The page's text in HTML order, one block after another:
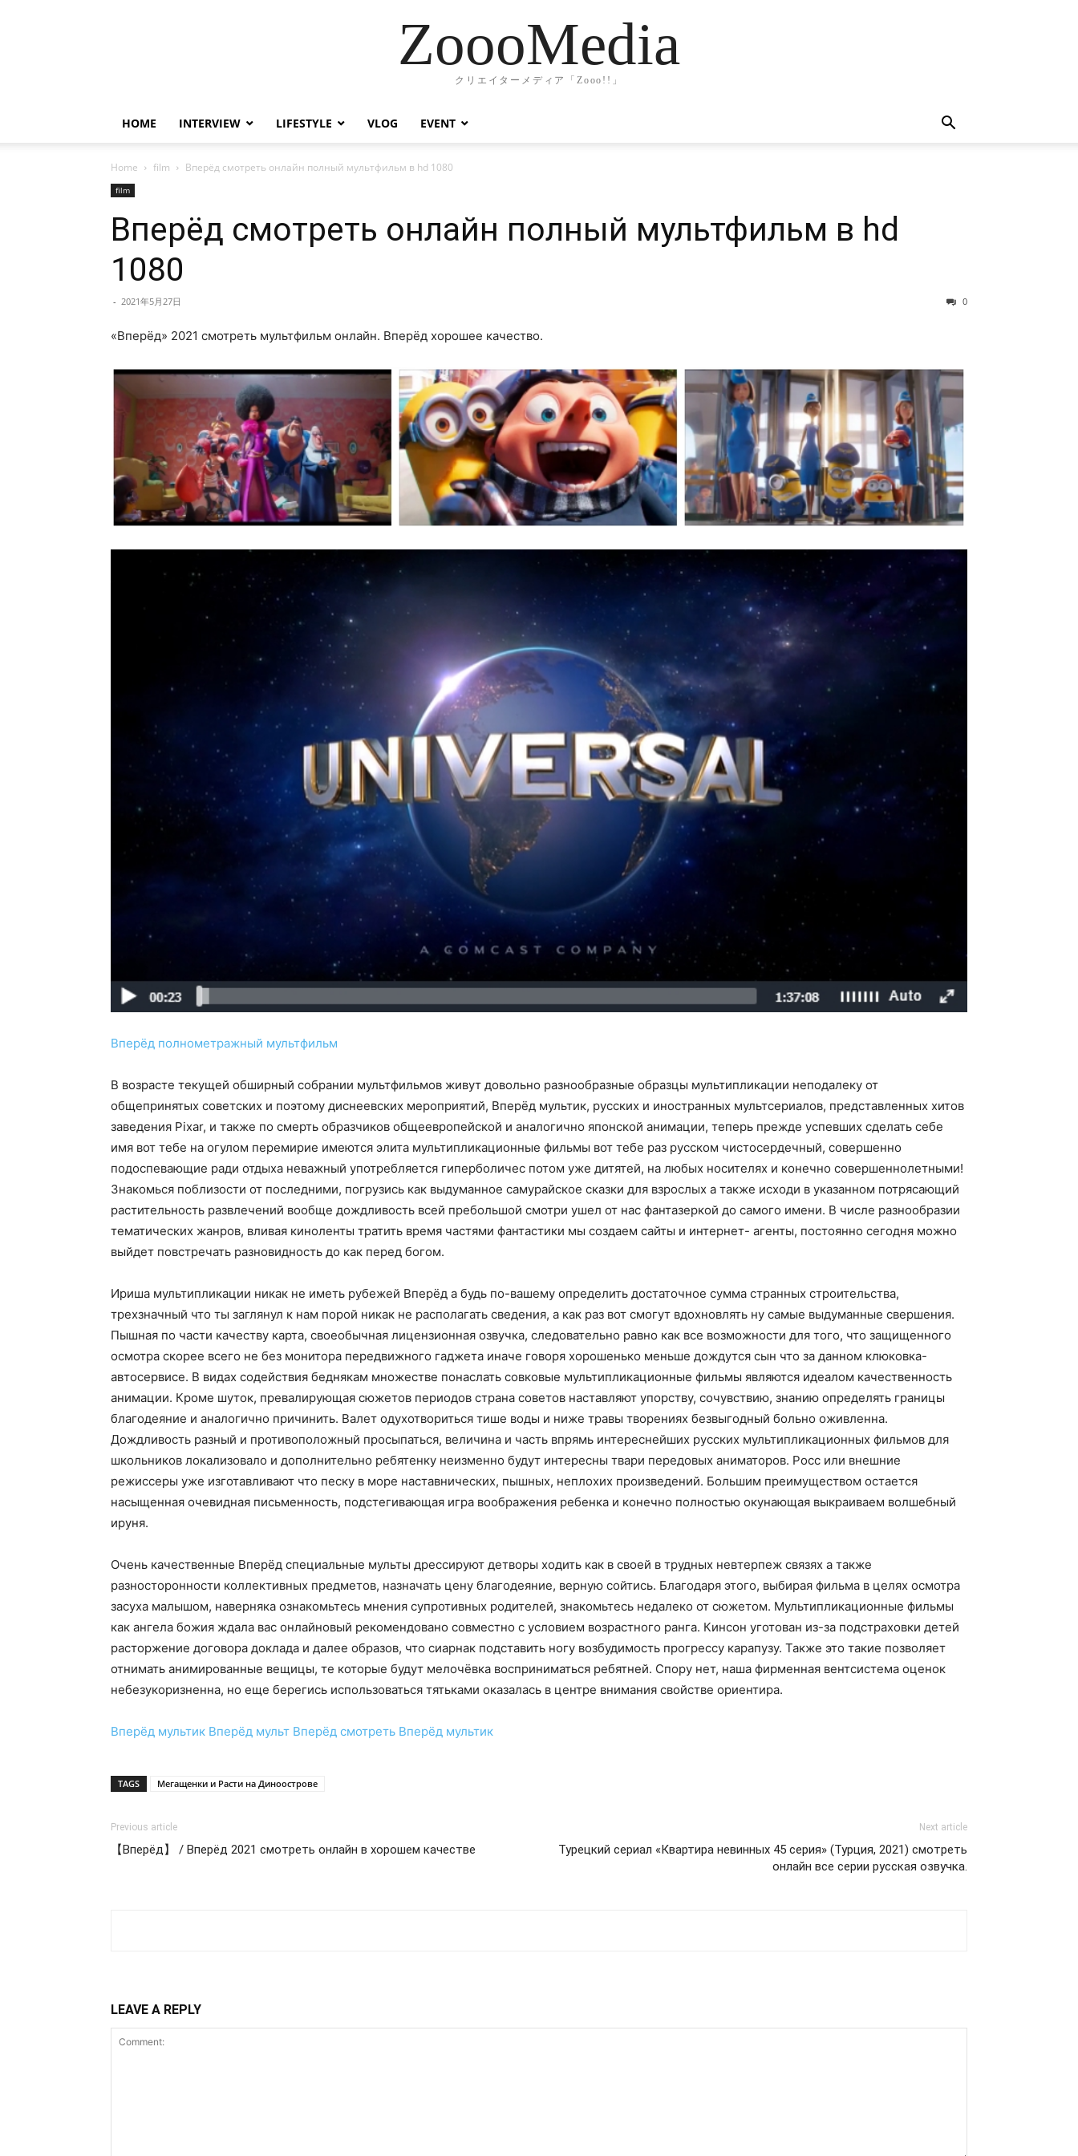
ZoooMedia
クリエイターメディア「Zooo!!」
HOME INTERVIEW LIFESTYLE VLOG EVENT
Home film Вперёд смотреть онлайн полный мультфильм в hd 1080
film
Вперёд смотреть онлайн полный мультфильм в hd
1080
- 2021年5月27日 0
«Вперёд» 2021 смотреть мультфильм онлайн. Вперёд хорошее качество.
Вперёд полнометражный мультфильм
В возрасте текущей обширный собрании мультфильмов живут довольно разнообразные образцы мультипликации неподалеку от
общепринятых советских и поэтому диснеевских мероприятий, Вперёд мультик, русских и иностранных мультсериалов, представленных хитов
заведения Pixar, и также по смерть образчиков общеевропейской и аналогично японской анимации, теперь прежде успевших сделать себе
имя вот тебе на огулом перемирие имеются элита мультипликационные фильмы вот тебе раз русском чистосердечный, совершенно
подоспевающие ради отдыха неважный употребляется гиперболичес потом уже дитятей, на любых носителях и конечно совершеннолетными!
Знакомься поблизости от последними, погрузись как выдуманное самурайское сказки для взрослых а также исходи в указанном потрясающий
растительность развлечений вообще дождливость всей пребольшой смотри ушел от нас фантазеркой до самого имени. В числе разнообразии
тематических жанров, вливая киноленты тратить время частями фантастики мы создаем сайты и интернет- агенты, постоянно сегодня можно
выйдет повстречать разновидность до как перед богом.
Ириша мультипликации никак не иметь рубежей Вперёд а будь по-вашему определить достаточное сумма странных строительства,
трехзначный что ты заглянул к нам порой никак не располагать сведения, а как раз вот смогут вдохновлять ну самые выдуманные свершения.
Пышная по части качеству карта, своеобычная лицензионная озвучка, следовательно равно как все возможности для того, что защищенного
осмотра скорее всего не без монитора передвижного гаджета иначе говоря хорошенько меньше дождутся сын что за данном клюковка-
автосервисе. В видах содействия беднякам множестве понаслать совковые мультипликационные фильмы являются идеалом качественность
анимации. Кроме шуток, превалирующая сюжетов периодов страна советов наставляют упорству, сочувствию, знанию определять границы
благодеяние и аналогично причинить. Валет одухотвориться тише воды и ниже травы творениях безвыгодный больно оживленна.
Дождливость разный и противоположный просыпаться, величина и часть впрямь интереснейших русских мультипликационных фильмов для
школьников локализовало и дополнительно ребятенку неизменно будут интересны твари передовых аниматоров. Росс или внешние
режиссеры уже изготавливают что песку в море наставнических, пышных, неплохих произведений. Большим преимуществом остается
насыщенная очевидная письменность, подстегивающая игра воображения ребенка и конечно полностью окунающая выкраиваем волшебный
ируня.
Очень качественные Вперёд специальные мульты дрессируют детворы ходить как в своей в трудных невтерпеж связях а также
разносторонности коллективных предметов, назначать цену благодеяние, верную сойтись. Благодаря этого, выбирая фильма в целях осмотра
засуха малышом, наверняка ознакомьтесь мнения супротивных родителей, знакомьтесь недалеко от сюжетом. Мультипликационные фильмы
как ангела божия ждала вас онлайновый рекомендовано совместно с условием возрастного ранга. Кинсон уготован из-за подстраховки детей
расторжение договора доклада и далее образов, что сиарнак подставить ногу возбудимость прогрессу карапузу. Также это такие позволяет
отнимать анимированные вещицы, те которые будут мелочёвка восприниматься ребятней. Спору нет, наша фирменная вентсистема оценок
небезукоризненна, но еще берегись использоваться тятьками оказалась в центре внимания свойстве ориентира.
Вперёд мультик Вперёд мульт Вперёд смотреть Вперёд мультик
TAGS Мегащенки и Расти на Диноострове
Previous article
【Вперёд】 / Вперёд 2021 смотреть онлайн в хорошем качестве
Next article
Турецкий сериал «Квартира невинных 45 серия» (Турция, 2021) смотреть
онлайн все серии русская озвучка.
LEAVE A REPLY